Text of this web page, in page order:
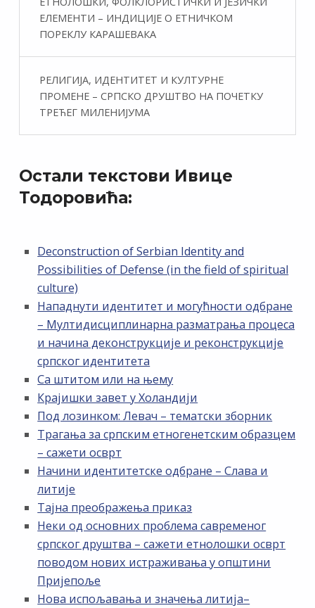
ЕЛЕМЕНТИ – ИНДИЦИЈЕ О ЕТНИЧКОМ
ПОРЕКЛУ КАРАШЕВАКА
РЕЛИГИЈА, ИДЕНТИТЕТ И КУЛТУРНЕ
ПРОМЕНЕ – СРПСКО ДРУШТВО НА ПОЧЕТКУ
ТРЕЋЕГ МИЛЕНИЈУМА
Остали текстови Ивице
Тодоровића:
Deconstruction of Serbian Identity and
Possibilities of Defense (in the field of spiritual
culture)
Нападнути идентитет и могућности одбране
– Мултидисциплинарна разматрања процеса
и начина деконструкције и реконструкције
српског идентитета
Са штитом или на њему
Крајишки завет у Холандији
Под лозинком: Левач – тематски зборник
Трагања за српским етногенетским образцем
– сажети осврт
Начини идентитетске одбране – Слава и
литије
Тајна преображења приказ
Неки од основних проблема савременог
српског друштва – сажети етнолошки осврт
поводом нових истраживања у општини
Пријепоље
Нова испољавања и значења литија–